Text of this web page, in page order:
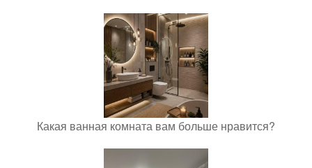
Какая ванная комната вам больше нравится?